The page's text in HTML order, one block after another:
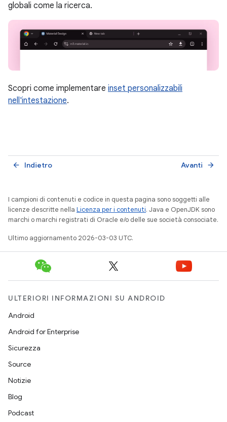
globali come la ricerca.
Scopri come implementare inset personalizzabili
nell'intestazione.
Indietro
arrow_back Avanti arrow_forward
I campioni di contenuti e codice in questa pagina sono soggetti alle
licenze descritte nella Licenza per i contenuti. Java e OpenJDK sono
marchi o marchi registrati di Oracle e/o delle sue società consociate.
Ultimo aggiornamento 2026-03-03 UTC.
ULTERIORI INFORMAZIONI SU ANDROID
Android
Android for Enterprise
Sicurezza
Source
Notizie
Blog
Podcast